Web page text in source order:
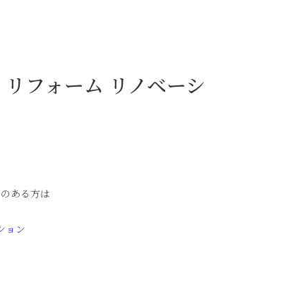
フォーム リノベーシ
ある方は
ョン